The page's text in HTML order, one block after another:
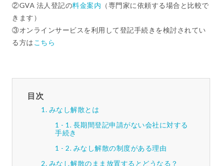
②GVA 法人登記の料金案内 （専門家に依頼する場合と比較で
きます）
③オンラインサービスを利用して登記手続きを検討されてい
る方は こちら
目次
みなし解散とは
長期間登記申請がない会社に対する
手続き
みなし解散の制度がある理由
みなし解散のまま放置するとどうなる？